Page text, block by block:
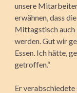
unsere
erwähnen, dass
Mittagstisch auch
werden. Gut wir
Essen. Ich hätte,
getroffen.“
Er